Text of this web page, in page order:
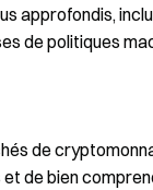
approfondis,
de politiques
de
de bien